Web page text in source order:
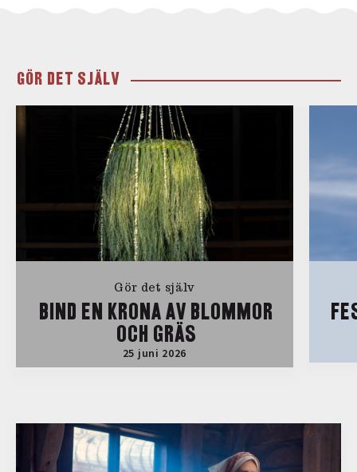
GÖR DET SJÄLV
Gör det själv
BIND EN KRONA AV BLOMMOR
OCH GRÄS
25 juni 2026